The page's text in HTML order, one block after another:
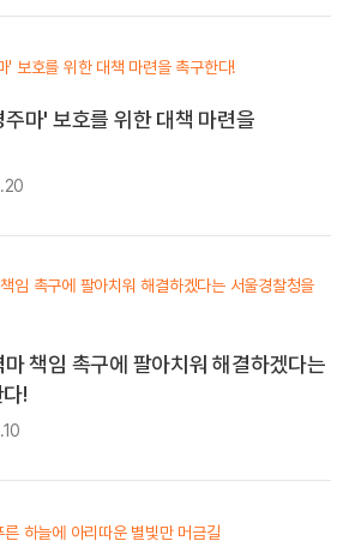
마' 보호를 위한 대책 마련을
책임 촉구에 팔아치워 해결하겠다는
!